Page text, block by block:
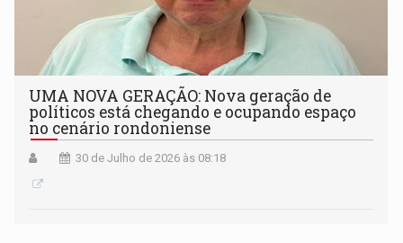
UMA NOVA GERAÇÃO: Nova geração de
políticos está chegando e ocupando espaço
no cenário rondoniense
30 de Julho de 2026 às 08:18